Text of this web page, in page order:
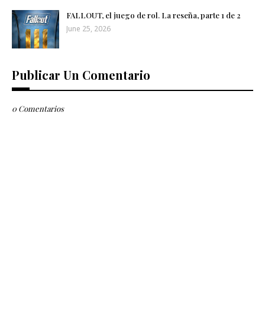
FALLOUT, el juego de rol. La reseña, parte 1 de 2
June 25, 2026
Publicar Un Comentario
0 Comentarios